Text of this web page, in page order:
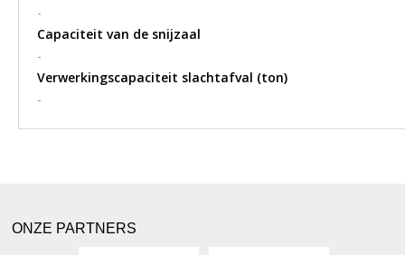
-
Capaciteit van de snijzaal
-
Verwerkingscapaciteit slachtafval (ton)
-
ONZE PARTNERS